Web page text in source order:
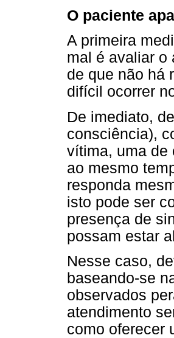
O paciente
A primeira
mal é avaliar o
de que não há
difícil ocorrer
De imediato,
consciência),
vítima, uma de
ao mesmo
responda
isto pode ser
presença de
possam estar
Nesse caso,
baseando-se
observados
atendimento
como oferecer